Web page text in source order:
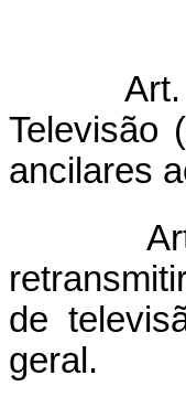
Art.
Televisão
ancilares
Art.
de
geral.